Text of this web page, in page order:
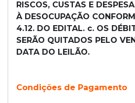
RISCOS, CUSTAS E
À DESOCUPAÇÃO
4.12. DO EDITAL. c. OS
SERÃO QUITADOS PELO
DATA DO LEILÃO.
Condições de Pagamento